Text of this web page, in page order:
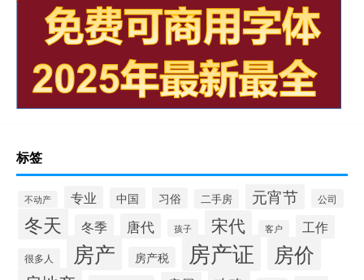
标签
不动产 专业 中国 习俗 二手房 元宵节 公司
冬天 冬季 唐代 孩子 宋代 客户 工作
很多人 房产 房产税 房产证 房价